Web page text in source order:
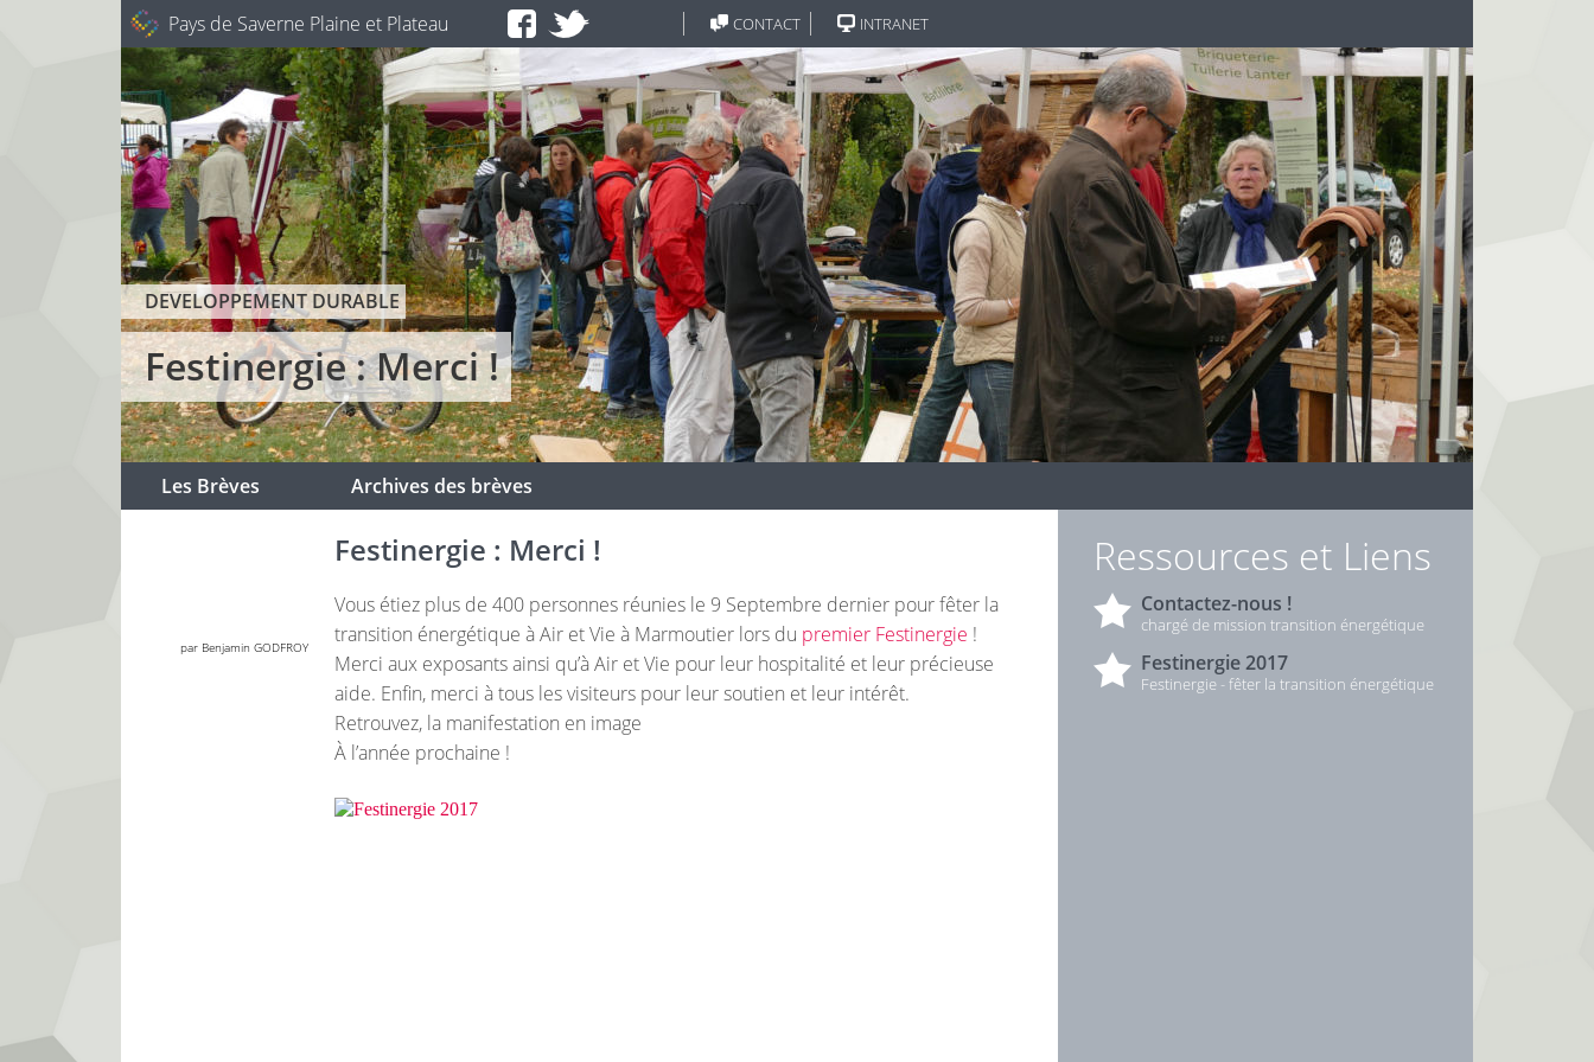
Pays de Saverne Plaine et Plateau CONTACT INTRANET
DEVELOPPEMENT DURABLE
Festinergie : Merci !
Les Brèves Archives des brèves
Festinergie : Merci !
Vous étiez plus de 400 personnes réunies le 9 Septembre dernier pour fêter la
transition énergétique à Air et Vie à Marmoutier lors du premier Festinergie !
Merci aux exposants ainsi qu’à Air et Vie pour leur hospitalité et leur précieuse
aide. Enfin, merci à tous les visiteurs pour leur soutien et leur intérêt.
Retrouvez, la manifestation en image
À l’année prochaine !
Ressources et Liens
Contactez-nous !
chargé de mission transition énergétique
par Benjamin GODFROY
Festinergie 2017
Festinergie - fêter la transition énergétique